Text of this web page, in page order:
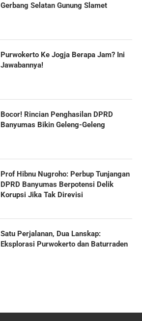
Gerbang Selatan Gunung Slamet
Purwokerto Ke Jogja Berapa Jam? Ini
Jawabannya!
Bocor! Rincian Penghasilan DPRD
Banyumas Bikin Geleng-Geleng
Prof Hibnu Nugroho: Perbup Tunjangan
DPRD Banyumas Berpotensi Delik
Korupsi Jika Tak Direvisi
Satu Perjalanan, Dua Lanskap:
Eksplorasi Purwokerto dan Baturraden